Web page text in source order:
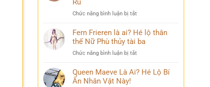
mạng
tán
ẩn
sau
Hybrid
Thủy
năng
Rũ
Chức năng bình luận bị tắt
MHA
Là
Hé
Bí
Fern Frieren là ai? Hé lộ thân
thế Nữ Phù thủy tài ba
Chức năng bình luận bị tắt
Frieren
Queen Maeve Là Ai? Hé Lộ Bí
Ẩn Nhân Vật Này!